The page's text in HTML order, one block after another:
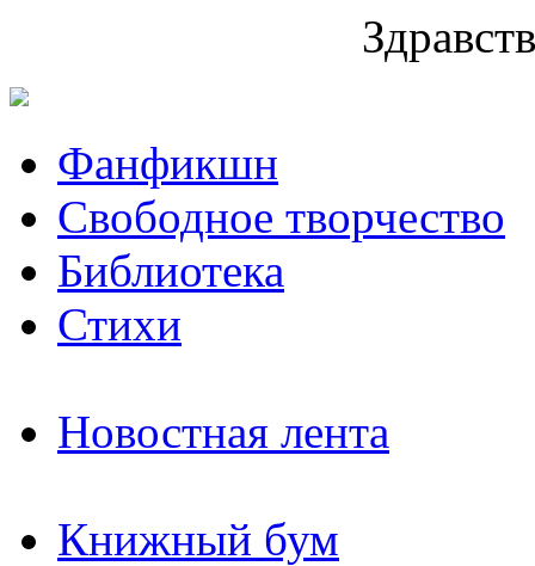
Фанфикшн
Свободное творчество
Библиотека
Стихи
Новостная лента
Книжный бум